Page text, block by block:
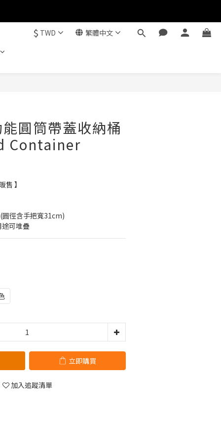
$ TWD 繁體中文
圓筒帶蓋收納桶
Container
售 】
徑含手把寬31cm)
可堆疊
立即購買
加入追蹤清單